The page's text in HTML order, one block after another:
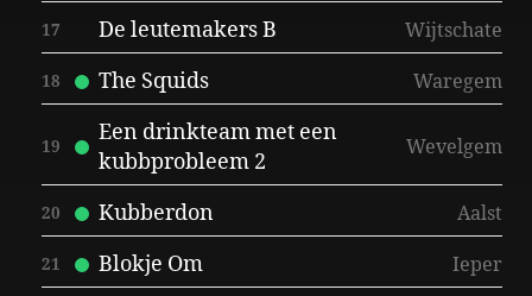
17 De leutemakers B Wijtschate
18 The Squids Waregem
19
Een drinkteam met een
kubbprobleem 2
Wevelgem
20 Kubberdon Aalst
21 Blokje Om Ieper